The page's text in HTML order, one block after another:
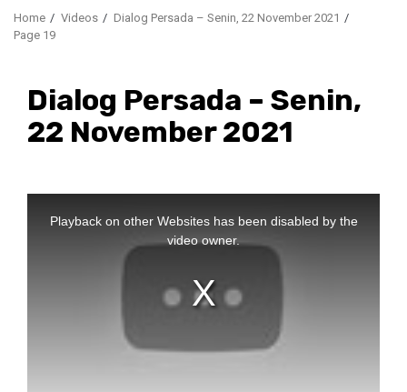
Home Videos
Dialog Persada – Senin, 22 November 2021
Page 19
Dialog Persada – Senin,
22 November 2021